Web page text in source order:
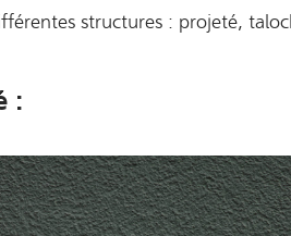
structures : projeté,
: